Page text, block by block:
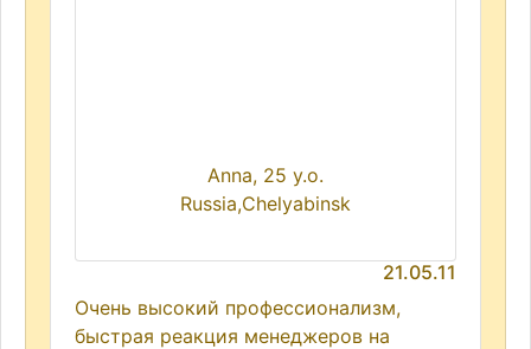
Anna, 25 y.o.
Russia,Chelyabinsk
21.05.11
Очень высокий профессионализм,
быстрая реакция менеджеров на